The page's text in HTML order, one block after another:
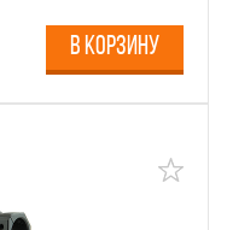
В КОРЗИНУ